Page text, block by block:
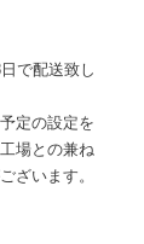
で配送致し
定の設定を
場との兼ね
ざいます。